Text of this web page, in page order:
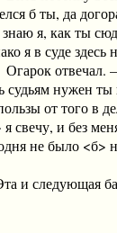
б ты, да
я, как ты
я в суде здесь
отвечал.
нужен ты
от того в
и без
не было <б>
и следующая